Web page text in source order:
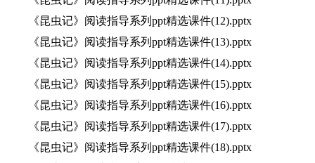
《昆虫记》阅读指导系列ppt精选课件(12).pptx
《昆虫记》阅读指导系列ppt精选课件(13).pptx
《昆虫记》阅读指导系列ppt精选课件(14).pptx
《昆虫记》阅读指导系列ppt精选课件(15).pptx
《昆虫记》阅读指导系列ppt精选课件(16).pptx
《昆虫记》阅读指导系列ppt精选课件(17).pptx
《昆虫记》阅读指导系列ppt精选课件(18).pptx